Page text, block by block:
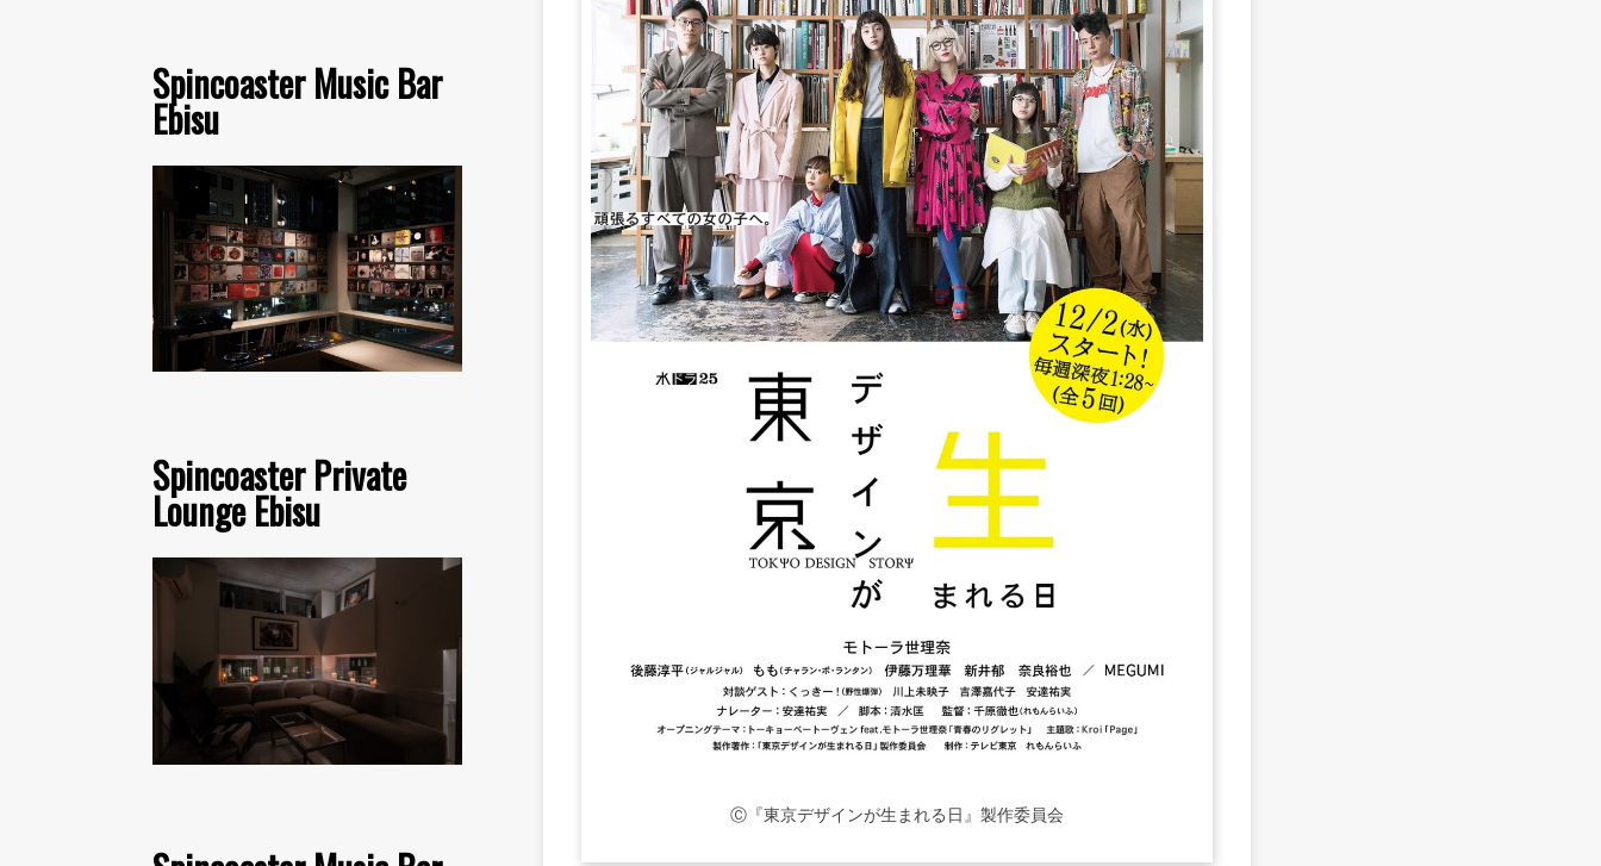
Spincoaster Music Bar
Ebisu
Spincoaster Private
Lounge Ebisu
Ⓒ『東京デザインが生まれる日』製作委員会